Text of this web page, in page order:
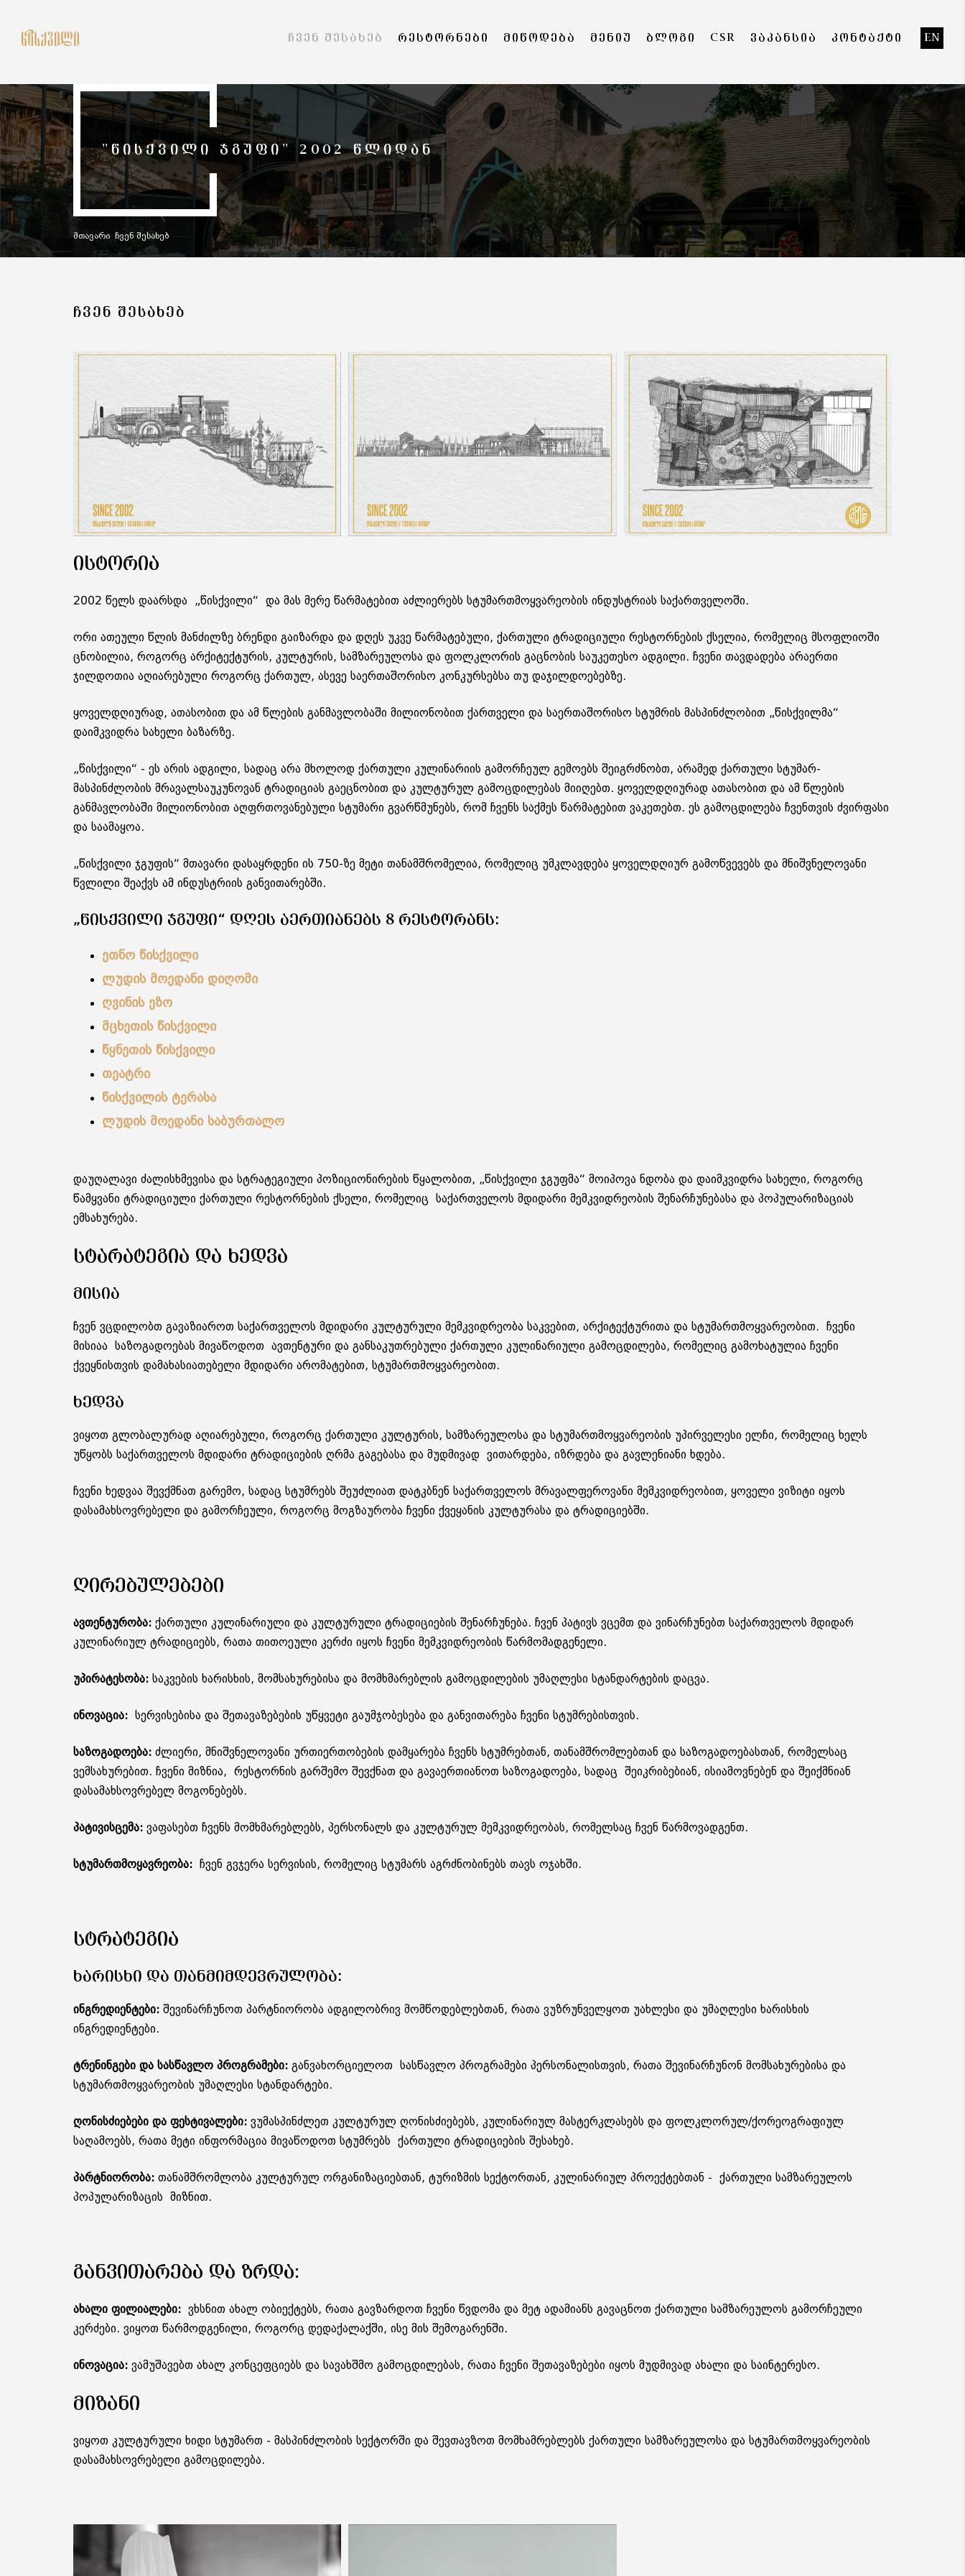
ᲩᲕᲔᲜ ᲨᲔᲡᲐᲮᲔᲑ ᲠᲔᲡᲢᲝᲠᲜᲔᲑᲘ ᲛᲘᲬᲝᲓᲔᲑᲐ ᲛᲔᲜᲘᲣ ᲑᲚᲝᲒᲘ CSR ᲕᲐᲙᲐᲜᲡᲘᲐ ᲙᲝᲜᲢᲐᲥᲢᲘ EN
"ᲬᲘᲡᲥᲕᲘᲚᲘ ᲯᲒᲣᲤᲘ" 2002 ᲬᲚᲘᲓᲐᲜ
მთავარი ჩვენ შესახებ
ᲩᲕᲔᲜ ᲨᲔᲡᲐᲮᲔᲑ
ᲘᲡᲢᲝᲠᲘᲐ
2002 წელს დაარსდა „წისქვილი“ და მას მერე წარმატებით აძლიერებს სტუმართმოყვარეობის ინდუსტრიას საქართველოში.
ორი ათეული წლის მანძილზე ბრენდი გაიზარდა და დღეს უკვე წარმატებული, ქართული ტრადიციული რესტორნების ქსელია, რომელიც მსოფლიოში
ცნობილია, როგორც არქიტექტურის, კულტურის, სამზარეულოსა და ფოლკლორის გაცნობის საუკეთესო ადგილი. ჩვენი თავდადება არაერთი
ჯილდოთია აღიარებული როგორც ქართულ, ასევე საერთაშორისო კონკურსებსა თუ დაჯილდოებებზე.
ყოველდღიურად, ათასობით და ამ წლების განმავლობაში მილიონობით ქართველი და საერთაშორისო სტუმრის მასპინძლობით „წისქვილმა“
დაიმკვიდრა სახელი ბაზარზე.
„წისქვილი“ - ეს არის ადგილი, სადაც არა მხოლოდ ქართული კულინარიის გამორჩეულ გემოებს შეიგრძნობთ, არამედ ქართული სტუმარ-
მასპინძლობის მრავალსაუკუნოვან ტრადიციას გაეცნობით და კულტურულ გამოცდილებას მიიღებთ. ყოველდღიურად ათასობით და ამ წლების
განმავლობაში მილიონობით აღფრთოვანებული სტუმარი გვარწმუნებს, რომ ჩვენს საქმეს წარმატებით ვაკეთებთ. ეს გამოცდილება ჩვენთვის ძვირფასი
და საამაყოა.
„წისქვილი ჯგუფის“ მთავარი დასაყრდენი ის 750-ზე მეტი თანამშრომელია, რომელიც უმკლავდება ყოველდღიურ გამოწვევებს და მნიშვნელოვანი
წვლილი შეაქვს ამ ინდუსტრიის განვითარებში.
„ᲬᲘᲡᲥᲕᲘᲚᲘ ᲯᲒᲣᲤᲘ“ ᲓᲦᲔᲡ ᲐᲔᲠᲗᲘᲐᲜᲔᲑᲡ 8 ᲠᲔᲡᲢᲝᲠᲐᲜᲡ:
ეთნო წისქვილი
ლუდის მოედანი დიღომი
ღვინის ეზო
მცხეთის წისქვილი
წყნეთის წისქვილი
თეატრი
წისქვილის ტერასა
ლუდის მოედანი საბურთალო
დაუღალავი ძალისხმევისა და სტრატეგიული პოზიციონირების წყალობით, „წისქვილი ჯგუფმა“ მოიპოვა ნდობა და დაიმკვიდრა სახელი, როგორც
წამყვანი ტრადიციული ქართული რესტორნების ქსელი, რომელიც საქართველოს მდიდარი მემკვიდრეობის შენარჩუნებასა და პოპულარიზაციას
ემსახურება.
ᲡᲢᲐᲠᲐᲢᲔᲒᲘᲐ ᲓᲐ ᲮᲔᲓᲕᲐ
ᲛᲘᲡᲘᲐ
ჩვენ ვცდილობთ გავაზიაროთ საქართველოს მდიდარი კულტურული მემკვიდრეობა საკვებით, არქიტექტურითა და სტუმართმოყვარეობით. ჩვენი
მისიაა საზოგადოებას მივაწოდოთ ავთენტური და განსაკუთრებული ქართული კულინარიული გამოცდილება, რომელიც გამოხატულია ჩვენი
ქვეყნისთვის დამახასიათებელი მდიდარი არომატებით, სტუმართმოყვარეობით.
ᲮᲔᲓᲕᲐ
ვიყოთ გლობალურად აღიარებული, როგორც ქართული კულტურის, სამზარეულოსა და სტუმართმოყვარეობის უპირველესი ელჩი, რომელიც ხელს
უწყობს საქართველოს მდიდარი ტრადიციების ღრმა გაგებასა და მუდმივად ვითარდება, იზრდება და გავლენიანი ხდება.
ჩვენი ხედვაა შევქმნათ გარემო, სადაც სტუმრებს შეუძლიათ დატკბნენ საქართველოს მრავალფეროვანი მემკვიდრეობით, ყოველი ვიზიტი იყოს
დასამახსოვრებელი და გამორჩეული, როგორც მოგზაურობა ჩვენი ქვეყანის კულტურასა და ტრადიციებში.
ᲦᲘᲠᲔᲑᲣᲚᲔᲑᲔᲑᲘ
ავთენტურობა: ქართული კულინარიული და კულტურული ტრადიციების შენარჩუნება. ჩვენ პატივს ვცემთ და ვინარჩუნებთ საქართველოს მდიდარ
კულინარიულ ტრადიციებს, რათა თითოეული კერძი იყოს ჩვენი მემკვიდრეობის წარმომადგენელი.
უპირატესობა: საკვების ხარისხის, მომსახურებისა და მომხმარებლის გამოცდილების უმაღლესი სტანდარტების დაცვა.
ინოვაცია: სერვისებისა და შეთავაზებების უწყვეტი გაუმჯობესება და განვითარება ჩვენი სტუმრებისთვის.
საზოგადოება: ძლიერი, მნიშვნელოვანი ურთიერთობების დამყარება ჩვენს სტუმრებთან, თანამშრომლებთან და საზოგადოებასთან, რომელსაც
ვემსახურებით. ჩვენი მიზნია, რესტორნის გარშემო შევქნათ და გავაერთიანოთ საზოგადოება, სადაც შეიკრიბებიან, ისიამოვნებენ და შეიქმნიან
დასამახსოვრებელ მოგონებებს.
პატივისცემა: ვაფასებთ ჩვენს მომხმარებლებს, პერსონალს და კულტურულ მემკვიდრეობას, რომელსაც ჩვენ წარმოვადგენთ.
სტუმართმოყავრეობა: ჩვენ გვჯერა სერვისის, რომელიც სტუმარს აგრძნობინებს თავს ოჯახში.
ᲡᲢᲠᲐᲢᲔᲒᲘᲐ
ᲮᲐᲠᲘᲡᲮᲘ ᲓᲐ ᲗᲐᲜᲛᲘᲛᲓᲔᲕᲠᲣᲚᲝᲑᲐ:
ინგრედიენტები: შევინარჩუნოთ პარტნიორობა ადგილობრივ მომწოდებლებთან, რათა ვუზრუნველყოთ უახლესი და უმაღლესი ხარისხის
ინგრედიენტები.
ტრენინგები და სასწავლო პროგრამები: განვახორციელოთ სასწავლო პროგრამები პერსონალისთვის, რათა შევინარჩუნონ მომსახურებისა და
სტუმართმოყვარეობის უმაღლესი სტანდარტები.
ღონისძიებები და ფესტივალები: ვუმასპინძლეთ კულტურულ ღონისძიებებს, კულინარიულ მასტერკლასებს და ფოლკლორულ/ქორეოგრაფიულ
საღამოებს, რათა მეტი ინფორმაცია მივაწოდოთ სტუმრებს ქართული ტრადიციების შესახებ.
პარტნიორობა: თანამშრომლობა კულტურულ ორგანიზაციებთან, ტურიზმის სექტორთან, კულინარიულ პროექტებთან - ქართული სამზარეულოს
პოპულარიზაცის მიზნით.
ᲒᲐᲜᲕᲘᲗᲐᲠᲔᲑᲐ ᲓᲐ ᲖᲠᲓᲐ:
ახალი ფილიალები: ვხსნით ახალ ობიექტებს, რათა გავზარდოთ ჩვენი წვდომა და მეტ ადამიანს გავაცნოთ ქართული სამზარეულოს გამორჩეული
კერძები. ვიყოთ წარმოდგენილი, როგორც დედაქალაქში, ისე მის შემოგარენში.
ინოვაცია: ვამუშავებთ ახალ კონცეფციებს და სავახშმო გამოცდილებას, რათა ჩვენი შეთავაზებები იყოს მუდმივად ახალი და საინტერესო.
ᲛᲘᲖᲐᲜᲘ
ვიყოთ კულტურული ხიდი სტუმართ - მასპინძლობის სექტორში და შევთავზოთ მომხამრებლებს ქართული სამზარეულოსა და სტუმართმოყვარეობის
დასამახსოვრებელი გამოცდილება.